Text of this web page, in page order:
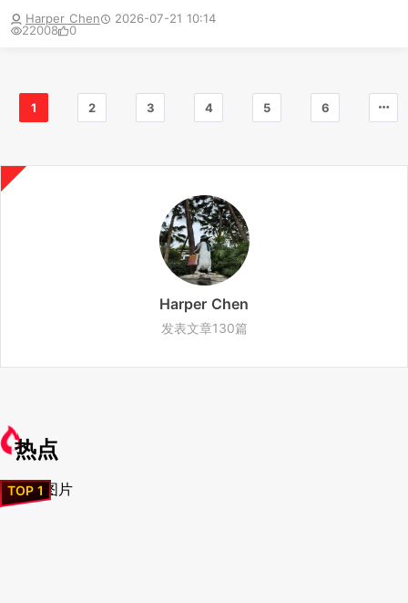
价值远胜于获取答案；小鹏汽车AI Infra负责人将
离职
Harper Chen
2026-07-21 10:14
22008
0
1 2 3 4 5 6
Harper Chen
发表文章130篇
热点